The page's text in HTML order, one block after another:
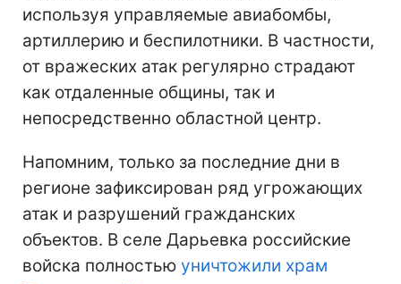
используя управляемые авиабомбы,
артиллерию и беспилотники. В частности,
от вражеских атак регулярно страдают
как отдаленные общины, так и
непосредственно областной центр.
Напомним, только за последние дни в
регионе зафиксирован ряд угрожающих
атак и разрушений гражданских
объектов. В селе Дарьевка российские
войска полностью уничтожили храм